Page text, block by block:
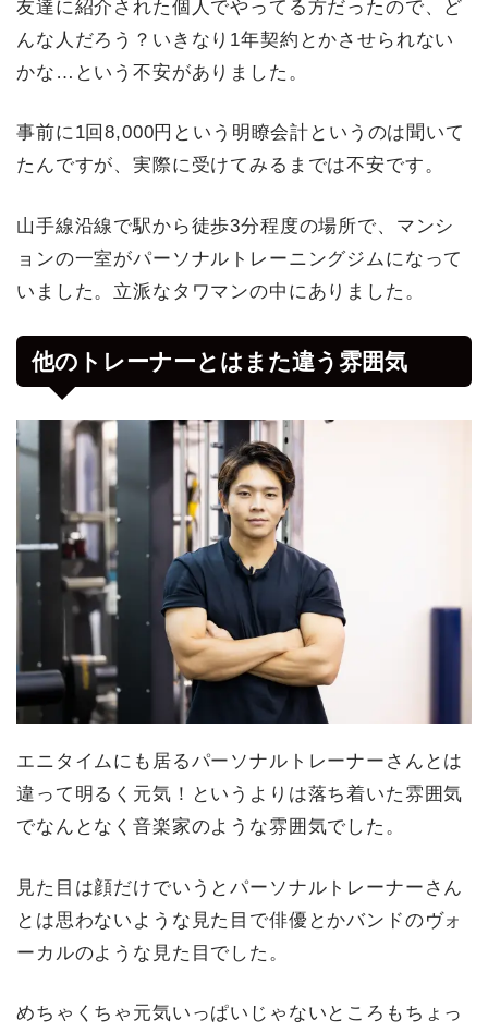
友達に紹介された個人でやってる方だったので、ど
んな人だろう？いきなり1年契約とかさせられない
かな…という不安がありました。
事前に1回8,000円という明瞭会計というのは聞いて
たんですが、実際に受けてみるまでは不安です。
山手線沿線で駅から徒歩3分程度の場所で、マンシ
ョンの一室がパーソナルトレーニングジムになって
いました。立派なタワマンの中にありました。
他のトレーナーとはまた違う雰囲気
エニタイムにも居るパーソナルトレーナーさんとは
違って明るく元気！というよりは落ち着いた雰囲気
でなんとなく音楽家のような雰囲気でした。
見た目は顔だけでいうとパーソナルトレーナーさん
とは思わないような見た目で俳優とかバンドのヴォ
ーカルのような見た目でした。
めちゃくちゃ元気いっぱいじゃないところもちょっ